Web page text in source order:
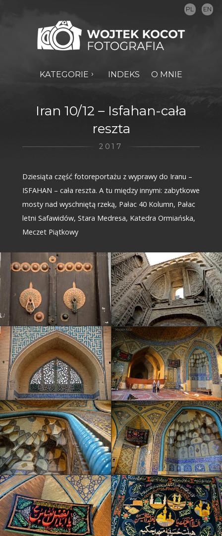
PL EN
KATEGORIE INDEKS O MNIE
Iran 10/12 – Isfahan-cała
reszta
2017
Dziesiąta część fotoreportażu z wyprawy do Iranu –
ISFAHAN – cała reszta. A tu między innymi: zabytkowe
mosty nad wyschniętą rzeką, Pałac 40 Kolumn, Pałac
letni Safawidów, Stara Medresa, Katedra Ormiańska,
Meczet Piątkowy